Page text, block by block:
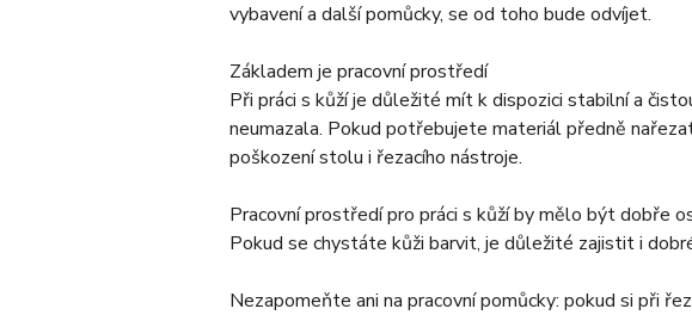
vybavení a další pomůcky, se od toho bude odvíjet.
Základem je pracovní prostředí
Při práci s kůží je důležité mít k dispozici stabilní a
neumazala. Pokud potřebujete materiál předně
poškození stolu i řezacího nástroje.
Pracovní prostředí pro práci s kůží by mělo být dobře
Pokud se chystáte kůži barvit, je důležité zajistit i
Nezapomeňte ani na pracovní pomůcky: pokud si při